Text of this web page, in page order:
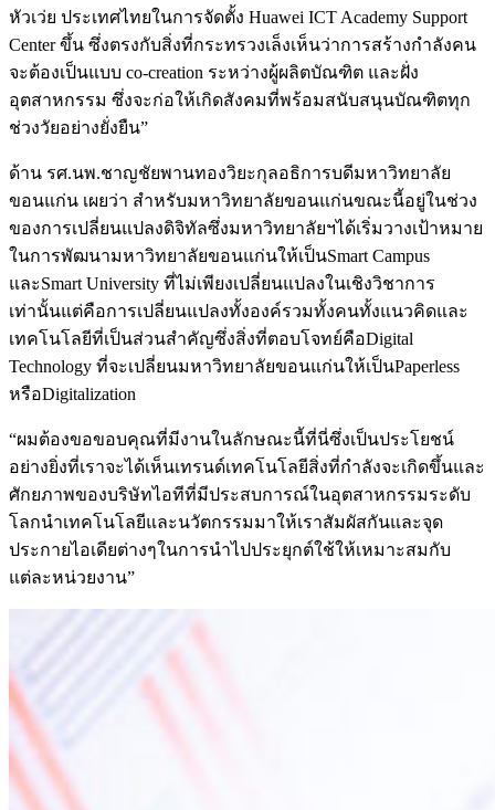
หัวเว่ย ประเทศไทยในการจัดตั้ง Huawei ICT Academy Support
Center ขึ้น ซึ่งตรงกับสิ่งที่กระทรวงเล็งเห็นว่าการสร้างกำลังคน
จะต้องเป็นแบบ co-creation ระหว่างผู้ผลิตบัณฑิต และฝั่ง
อุตสาหกรรม ซึ่งจะก่อให้เกิดสังคมที่พร้อมสนับสนุนบัณฑิตทุก
ช่วงวัยอย่างยั่งยืน”
ด้าน รศ.นพ.ชาญชัยพานทองวิยะกุลอธิการบดีมหาวิทยาลัย
ขอนแก่น เผยว่า สำหรับมหาวิทยาลัยขอนแก่นขณะนี้อยู่ในช่วง
ของการเปลี่ยนแปลงดิจิทัลซึ่งมหาวิทยาลัยฯได้เริ่มวางเป้าหมาย
ในการพัฒนามหาวิทยาลัยขอนแก่นให้เป็นSmart Campus
และSmart University ที่ไม่เพียงเปลี่ยนแปลงในเชิงวิชาการ
เท่านั้นแต่คือการเปลี่ยนแปลงทั้งองค์รวมทั้งคนทั้งแนวคิดและ
เทคโนโลยีที่เป็นส่วนสำคัญซึ่งสิ่งที่ตอบโจทย์คือDigital
Technology ที่จะเปลี่ยนมหาวิทยาลัยขอนแก่นให้เป็นPaperless
หรือDigitalization
“ผมต้องขอขอบคุณที่มีงานในลักษณะนี้ที่นี่ซึ่งเป็นประโยชน์
อย่างยิ่งที่เราจะได้เห็นเทรนด์เทคโนโลยีสิ่งที่กำลังจะเกิดขึ้นและ
ศักยภาพของบริษัทไอทีที่มีประสบการณ์ในอุตสาหกรรมระดับ
โลกนำเทคโนโลยีและนวัตกรรมมาให้เราสัมผัสกันและจุด
ประกายไอเดียต่างๆในการนำไปประยุกต์ใช้ให้เหมาะสมกับ
แต่ละหน่วยงาน”